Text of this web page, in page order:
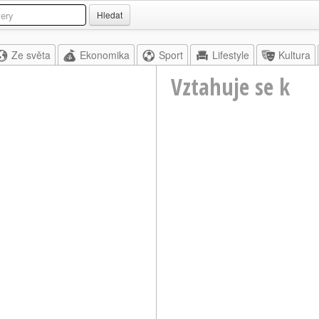
Hledat
Ze světa Ekonomika Sport Lifestyle Kultura
Vztahuje se k